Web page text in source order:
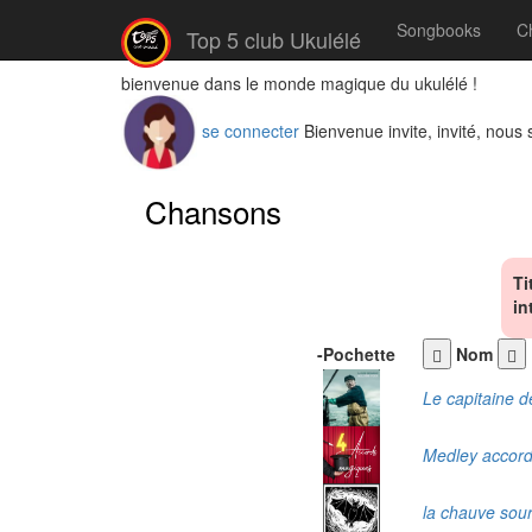
Top 5 club Ukulélé Songbooks
bienvenue dans le monde magique du ukulélé !
se connecter Bienvenue invite, invité,
Chansons
-Pochette
Nom
Le capitaine
Medley
la chauve